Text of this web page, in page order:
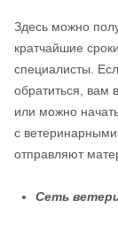
Здесь можно
кратчайшие
специалисты.
обратиться, вам
или можно
с
отправляют
Сеть